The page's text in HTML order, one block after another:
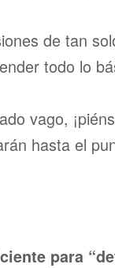
de tan
todo lo
vago,
hasta el
para